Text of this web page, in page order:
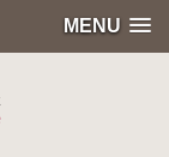
MENU